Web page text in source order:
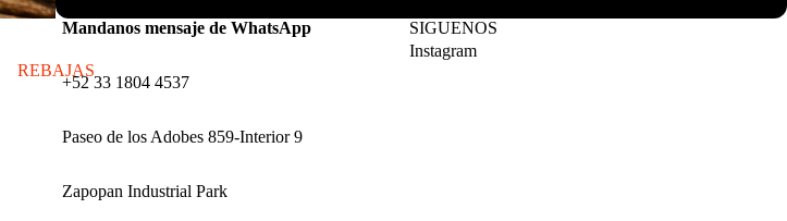
REBAJAS
Mandanos mensaje de WhatsApp
‪+52 33 1804 4537‬
Paseo de los Adobes 859-Interior 9
Zapopan Industrial Park
SIGUENOS
Instagram